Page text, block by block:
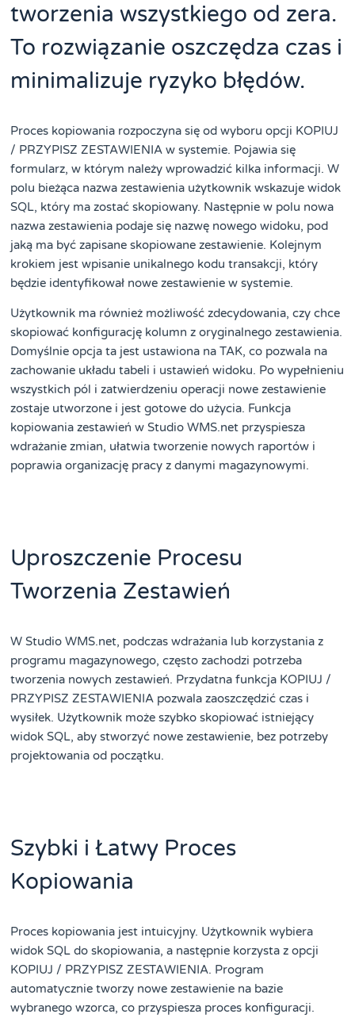
tworzenia wszystkiego od zera.
To rozwiązanie oszczędza czas i
minimalizuje ryzyko błędów.
Proces kopiowania rozpoczyna się od wyboru opcji KOPIUJ
/ PRZYPISZ ZESTAWIENIA w systemie. Pojawia się
formularz, w którym należy wprowadzić kilka informacji. W
polu bieżąca nazwa zestawienia użytkownik wskazuje widok
SQL, który ma zostać skopiowany. Następnie w polu nowa
nazwa zestawienia podaje się nazwę nowego widoku, pod
jaką ma być zapisane skopiowane zestawienie. Kolejnym
krokiem jest wpisanie unikalnego kodu transakcji, który
będzie identyfikował nowe zestawienie w systemie.
Użytkownik ma również możliwość zdecydowania, czy chce
skopiować konfigurację kolumn z oryginalnego zestawienia.
Domyślnie opcja ta jest ustawiona na TAK, co pozwala na
zachowanie układu tabeli i ustawień widoku. Po wypełnieniu
wszystkich pól i zatwierdzeniu operacji nowe zestawienie
zostaje utworzone i jest gotowe do użycia. Funkcja
kopiowania zestawień w Studio WMS.net przyspiesza
wdrażanie zmian, ułatwia tworzenie nowych raportów i
poprawia organizację pracy z danymi magazynowymi.
Uproszczenie Procesu
Tworzenia Zestawień
W Studio WMS.net, podczas wdrażania lub korzystania z
programu magazynowego, często zachodzi potrzeba
tworzenia nowych zestawień. Przydatna funkcja KOPIUJ /
PRZYPISZ ZESTAWIENIA pozwala zaoszczędzić czas i
wysiłek. Użytkownik może szybko skopiować istniejący
widok SQL, aby stworzyć nowe zestawienie, bez potrzeby
projektowania od początku.
Szybki i Łatwy Proces
Kopiowania
Proces kopiowania jest intuicyjny. Użytkownik wybiera
widok SQL do skopiowania, a następnie korzysta z opcji
KOPIUJ / PRZYPISZ ZESTAWIENIA. Program
automatycznie tworzy nowe zestawienie na bazie
wybranego wzorca, co przyspiesza proces konfiguracji.